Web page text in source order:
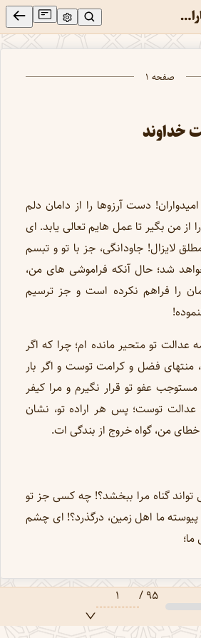
فصلنامه اشارات - شماره 105 اداره كل پژوهش های
صفحه ۱
خداوند
امیدواران! دست آرزوها را از دامان دلم
از من بگیر تا عمل هایم تعالی یابد. ای
لایزال! جاودانگی، جز با تو و تبسم
شد؛ حال آنکه فراموشی های من،
را فراهم نکرده است و جز ترسیم
عدالت تو متحیر مانده ام؛ چرا که اگر
منتهای فضل و کرامت توست و اگر بار
عفو تو قرار نگیرم و مرا کیفر
عدالت توست؛ پس هر اراده تو، نشان
من، گواه خروج از بندگی ات.
گناه مرا ببخشد؟! چه کسی جز تو
ما اهل زمین، درگذرد؟! ای چشم
در حال بارگذاری...
۹۵ / ۱